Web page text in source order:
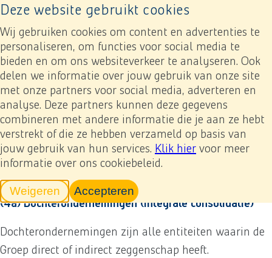
Deze website gebruikt cookies
Wij gebruiken cookies om content en advertenties te
personaliseren, om functies voor social media te
bieden en om ons websiteverkeer te analyseren. Ook
delen we informatie over jouw gebruik van onze site
met onze partners voor social media, adverteren en
analyse. Deze partners kunnen deze gegevens
combineren met andere informatie die je aan ze hebt
verstrekt of die ze hebben verzameld op basis van
jouw gebruik van hun services. Klik hier voor meer
informatie over ons cookiebeleid.
Weigerentracking scripts
Accepterentracking scripts, de pagina zal
Naar home pagina
Jaarverslag 2023
Jaarrekening
5. Grondslagen voor de financiële verslaggeving
(4) Grondslagen voor consolidatie
(4) Grondslagen voor
consolidatie
(4a) Dochterondernemingen (integrale consolidatie)
Dochterondernemingen zijn alle entiteiten waarin de
Groep direct of indirect zeggenschap heeft.
PreviousNext Toevoegen mijn verslag